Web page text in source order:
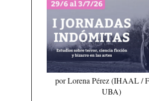
por Lorena Pérez (IHAAL /
UBA)